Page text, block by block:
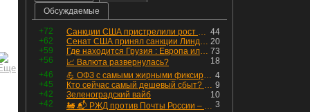
Обсуждаемые
+72 44
Санкции США пристрелили рост акций в России
+62
20
Сенат США принял санкции Линдси Грэма против России
+59
73
Где находится Грузия : Европа или Азия
+56
18
📈 Валюта развернулась?
+46
4
💪 ОФЗ с самыми жирными фиксированными купонами
+45
9
Кто сейчас самый дешевый сбыт? Сводный пост по сбытовым компаниям по отчетам РСБУ за Q2 26г.
+42
10
Зеленоградский вайб
+42
3
🚂 📬 РЖД против Почты России – Какие облигации выбрать?